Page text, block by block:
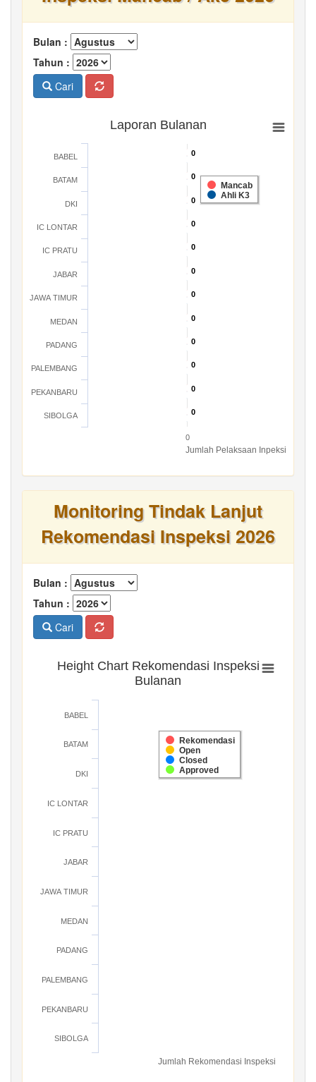
Bulan :
Tahun :
Cari
Jumlah Pelaksaan Inpeksi
Laporan Bulanan
0
0
0
0
0
0
0
0
0
0
0
0
0
0
0
0
0
0
0
0
0
0
0
0
Mancab
Ahli K3
BABEL
BATAM
DKI
IC LONTAR
IC PRATU
JABAR
JAWA TIMUR
MEDAN
PADANG
PALEMBANG
PEKANBARU
SIBOLGA
0
Monitoring Tindak Lanjut
Rekomendasi Inspeksi 2026
Bulan :
Tahun :
Cari
Jumlah Rekomendasi Inspeksi
Height Chart Rekomendasi Inspeksi
Bulanan
Rekomendasi
Open
Closed
Approved
BABEL
BATAM
DKI
IC LONTAR
IC PRATU
JABAR
JAWA TIMUR
MEDAN
PADANG
PALEMBANG
PEKANBARU
SIBOLGA